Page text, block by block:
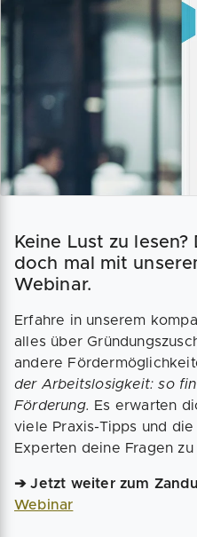
Keine Lust zu
doch mal mit
Webinar.
Erfahre in unserem
alles über
andere
der Arbeitslosigkeit: so
Förderung. Es erwarten
viele Praxis-Tipps und
Experten deine Fragen zu
➔ Jetzt weiter zum
Webinar